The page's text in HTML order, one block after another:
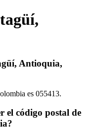
Antioquia,
es 055413.
el código postal de